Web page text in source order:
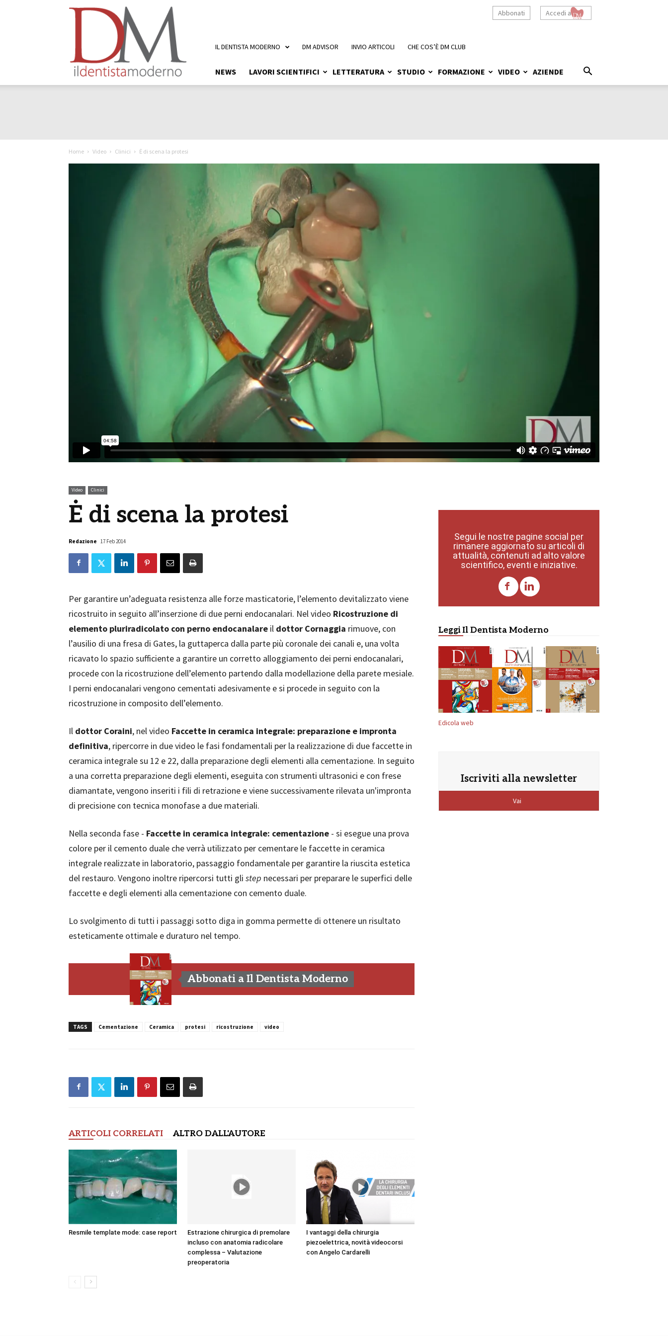
Accedi a
Abbonati
NEWS LAVORI SCIENTIFICI LETTERATURA STUDIO FORMAZIONE VIDEO AZIENDE
IL DENTISTA MODERNO DM ADVISOR INVIO ARTICOLI CHE COS’È DM CLUB
Home Video Clinici Ė di scena la protesi
Video Clinici
Ė di scena la protesi
Redazione 17 Feb 2014
Per garantire un’adeguata resistenza alle forze masticatorie, l’elemento devitalizzato viene
ricostruito in seguito all’inserzione di due perni endocanalari. Nel video Ricostruzione di
elemento pluriradicolato con perno endocanalare il dottor Cornaggia rimuove, con
l’ausilio di una fresa di Gates, la guttaperca dalla parte più coronale dei canali e, una volta
ricavato lo spazio sufficiente a garantire un corretto alloggiamento dei perni endocanalari,
procede con la ricostruzione dell’elemento partendo dalla modellazione della parete mesiale.
I perni endocanalari vengono cementati adesivamente e si procede in seguito con la
ricostruzione in composito dell’elemento.
Il dottor Coraini, nel video Faccette in ceramica integrale: preparazione e impronta
definitiva, ripercorre in due video le fasi fondamentali per la realizzazione di due faccette in
ceramica integrale su 12 e 22, dalla preparazione degli elementi alla cementazione. In seguito
a una corretta preparazione degli elementi, eseguita con strumenti ultrasonici e con frese
diamantate, vengono inseriti i fili di retrazione e viene successivamente rilevata un'impronta
di precisione con tecnica monofase a due materiali.
Nella seconda fase - Faccette in ceramica integrale: cementazione - si esegue una prova
colore per il cemento duale che verrà utilizzato per cementare le faccette in ceramica
integrale realizzate in laboratorio, passaggio fondamentale per garantire la riuscita estetica
del restauro. Vengono inoltre ripercorsi tutti gli step necessari per preparare le superfici delle
faccette e degli elementi alla cementazione con cemento duale.
Lo svolgimento di tutti i passaggi sotto diga in gomma permette di ottenere un risultato
esteticamente ottimale e duraturo nel tempo.
Abbonati a Il Dentista Moderno
TAGS Cementazione Ceramica protesi ricostruzione video
ARTICOLI CORRELATI ALTRO DALL'AUTORE
Resmile template mode: case report
Estrazione chirurgica di premolare
incluso con anatomia radicolare
complessa – Valutazione
preoperatoria
I vantaggi della chirurgia
piezoelettrica, novità videocorsi
con Angelo Cardarelli
Segui le nostre pagine social per
rimanere aggiornato su articoli di
attualità, contenuti ad alto valore
scientifico, eventi e iniziative.
Leggi Il Dentista Moderno
Edicola web
Iscriviti alla newsletter
Vai